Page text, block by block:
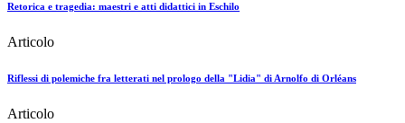
Retorica e tragedia: maestri e atti didattici in Eschilo
Articolo
Riflessi di polemiche fra letterati nel prologo della "Lidia" di Arnolfo di Orléans
Articolo